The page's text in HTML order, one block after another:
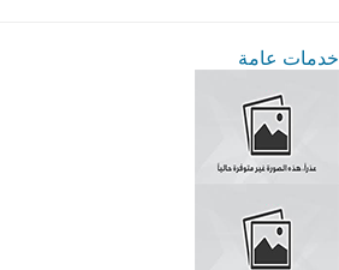
خدمات عامة